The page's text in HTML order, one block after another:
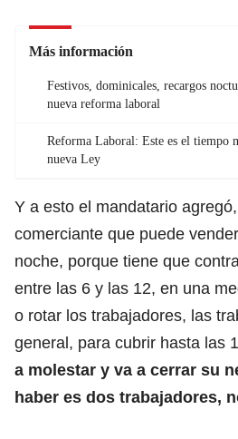
Más información
Festivos, dominicales, recargos
nueva reforma laboral
Reforma Laboral: Este es el tiempo
nueva Ley
Y a esto el mandatario
comerciante que puede
noche, porque tiene que
entre las 6 y las 12, en una
o rotar los trabajadores, las
general, para cubrir hasta las
a molestar y va a cerrar su
haber es dos trabajadores,